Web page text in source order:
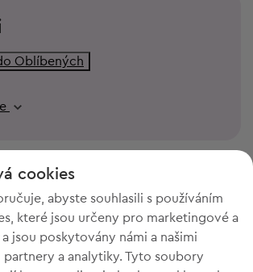
Oblíbených
cookies
abyste souhlasili s používáním
které jsou určeny pro marketingové a
jsou poskytovány námi a našimi
a analytiky. Tyto soubory